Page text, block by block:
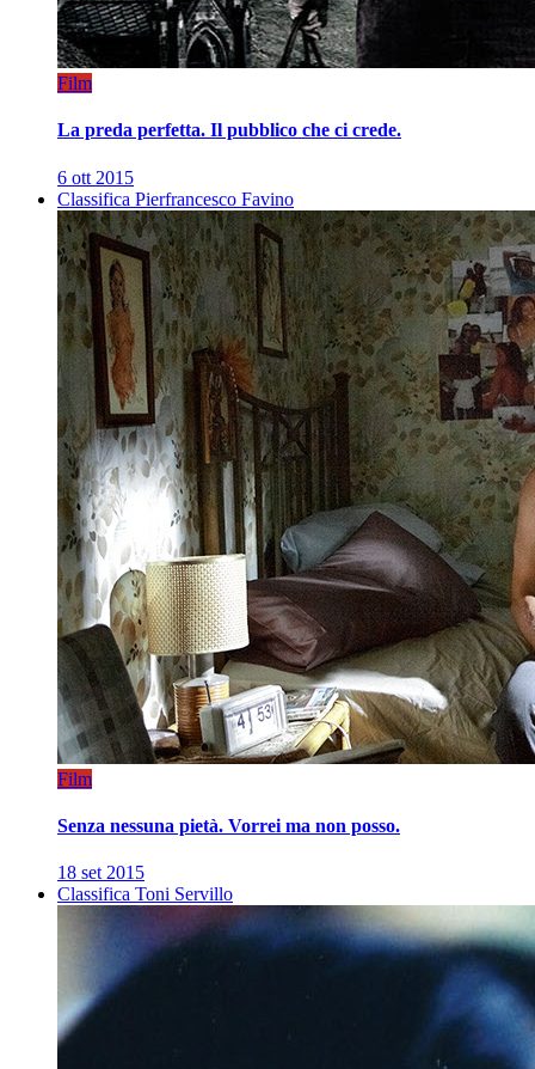
Film
La preda perfetta. Il pubblico che ci crede.
6 ott 2015
Classifica Pierfrancesco Favino
Film
Senza nessuna pietà. Vorrei ma non posso.
18 set 2015
Classifica Toni Servillo